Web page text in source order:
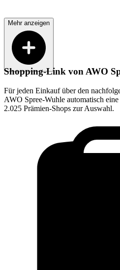
Mehr anzeigen
Shopping-Link vonAWO
Für jeden Einkauf über den
AWO Spree-Wuhle automatisch
2.025 Prämien-Shops zur Auswahl.